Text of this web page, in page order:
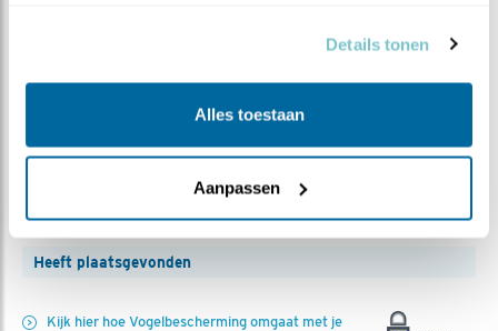
Details tonen
Alles toestaan
Aanpassen
Aanmelden
Heeft plaatsgevonden
Kijk hier hoe Vogelbescherming omgaat met je